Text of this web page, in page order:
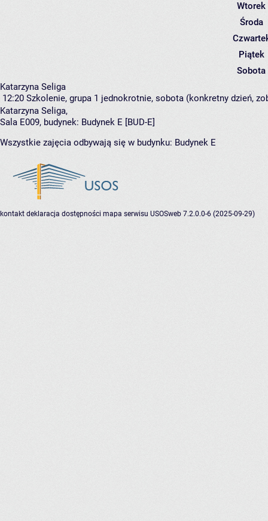
Wtorek
Środa
Piątek
Sobota
Katarzyna Seliga
12:20 Szkolenie, grupa 1 jednokrotnie, sobota (konkretny dzień,
Katarzyna Seliga,
Sala E009, budynek: Budynek E [BUD-E]
Wszystkie zajęcia odbywają się w budynku: Budynek E
kontakt deklaracja dostępności mapa serwisu USOSweb 7.2.0.0-6 (2025-09-29)